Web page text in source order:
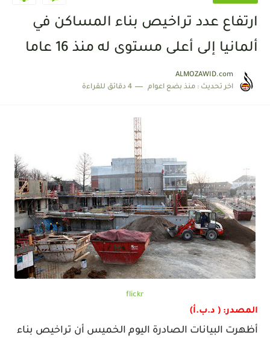
ارتفاع عدد تراخيص بناء المساكن في
ألمانيا إلى أعلى مستوى له منذ 16 عاما
ALMOZAWID.com
اخر تحديث : منذ بضع اعوام 4 دقائق للقراءة
flickr
المصدر: ( د.ب.أ)
أظهرت البيانات الصادرة اليوم الخميس أن تراخيص بناء